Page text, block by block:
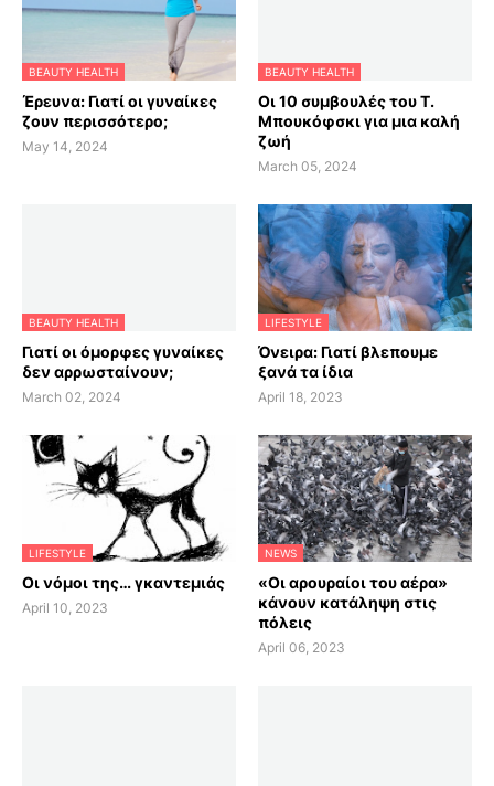
BEAUTY HEALTH
Έρευνα: Γιατί οι γυναίκες
ζουν περισσότερο;
May 14, 2024
BEAUTY HEALTH
Οι 10 συμβουλές του Τ.
Μπουκόφσκι για μια καλή
ζωή
March 05, 2024
BEAUTY HEALTH
Γιατί οι όμορφες γυναίκες
δεν αρρωσταίνουν;
March 02, 2024
LIFESTYLE
Όνειρα: Γιατί βλεπουμε
ξανά τα ίδια
April 18, 2023
LIFESTYLE
Οι νόμοι της… γκαντεμιάς
April 10, 2023
NEWS
«Οι αρουραίοι του αέρα»
κάνουν κατάληψη στις
πόλεις
April 06, 2023